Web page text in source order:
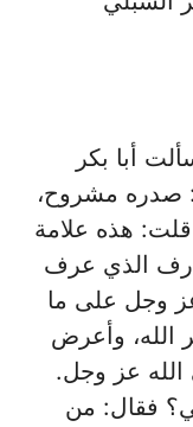
أبا بكر
صدره مشروح،
هذه علامة
الذي عرف
وجل على ما
الله، وأعرض
الله عز وجل.
فقال: من